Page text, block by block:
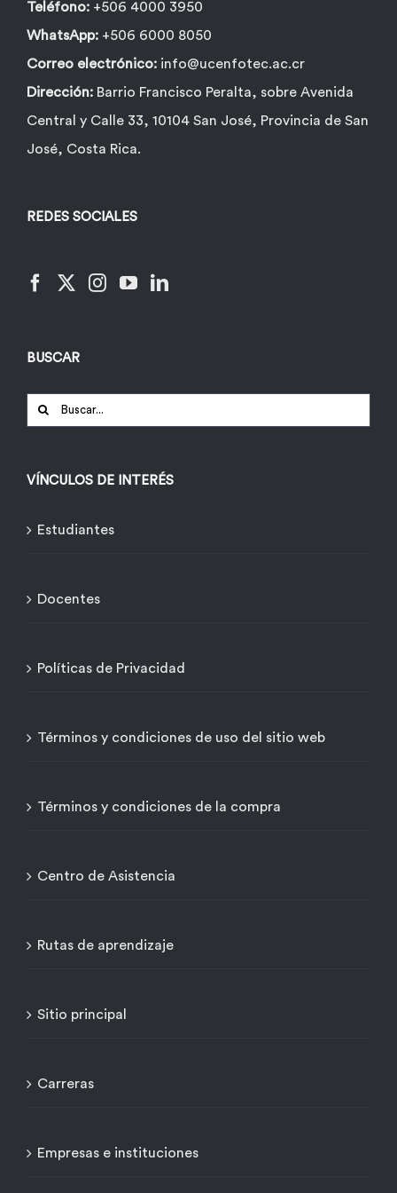
de
producto
Teléfono: +506 4000 3950
WhatsApp: +506 6000 8050
Correo electrónico: info@ucenfotec.ac.cr
Dirección: Barrio Francisco Peralta, sobre Avenida
Central y Calle 33, 10104 San José, Provincia de San
José, Costa Rica.
REDES SOCIALES
BUSCAR
Buscar:
VÍNCULOS DE INTERÉS
Estudiantes
Docentes
Políticas de Privacidad
Términos y condiciones de uso del sitio web
Términos y condiciones de la compra
Centro de Asistencia
Rutas de aprendizaje
Sitio principal
Carreras
Empresas e instituciones